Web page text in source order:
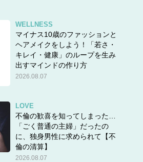
WELLNESS
マイナス10歳のファッションと
ヘアメイクをしよう！「若さ・
キレイ・健康」のループを生み
出すマインドの作り方
2026.08.07
LOVE
不倫の歓喜を知ってしまった…
「ごく普通の主婦」だったの
に、独身男性に求められて【不
倫の清算】
2026.08.07